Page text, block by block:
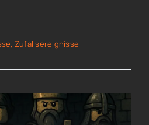
, Zufallsereignisse